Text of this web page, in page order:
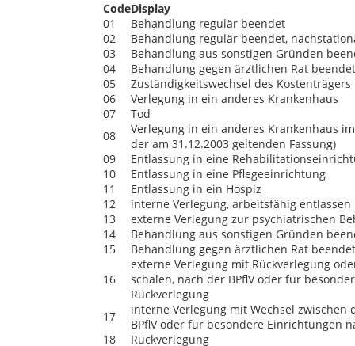
CodeDisplay
01
Behandlung regulär beendet
02
Behandlung regulär beendet,
03
Behandlung aus sonstigen Gründen
04
Behandlung gegen ärztlichen Rat beendet
05
Zuständigkeitswechsel des Kostenträgers
06
Verlegung in ein anderes Krankenhaus
07
Tod
08
Verlegung in ein anderes Krankenhaus
der am 31.12.2003 geltenden Fassung)
09
Entlassung in eine
10
Entlassung in eine Pflegeeinrichtung
11
Entlassung in ein Hospiz
12
interne Verlegung, arbeitsfähig entlassen
13
externe Verlegung zur psychiatrischen
14
Behandlung aus sonstigen Gründen
15
Behandlung gegen ärztlichen Rat
16
externe Verlegung mit Rückverlegung
schalen, nach der BPflV oder für
Rückverlegung
17
interne Verlegung mit Wechsel zwischen
BPflV oder für besondere Einrichtungen
18
Rückverlegung